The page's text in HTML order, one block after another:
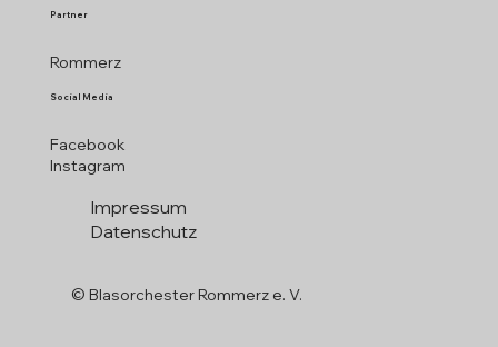
Partner
Rommerz
Social Media
Facebook
Instagram
Impressum
Datenschutz
© Blasorchester Rommerz e. V.